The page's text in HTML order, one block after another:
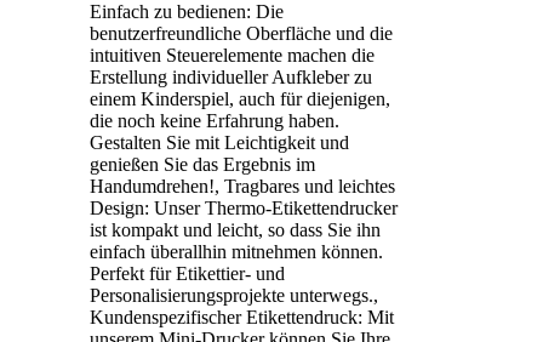
Einfach zu bedienen: Die
benutzerfreundliche Oberfläche und die
intuitiven Steuerelemente machen die
Erstellung individueller Aufkleber zu
einem Kinderspiel, auch für diejenigen,
die noch keine Erfahrung haben.
Gestalten Sie mit Leichtigkeit und
genießen Sie das Ergebnis im
Handumdrehen!, Tragbares und leichtes
Design: Unser Thermo-Etikettendrucker
ist kompakt und leicht, so dass Sie ihn
einfach überallhin mitnehmen können.
Perfekt für Etikettier- und
Personalisierungsprojekte unterwegs.,
Kundenspezifischer Etikettendruck: Mit